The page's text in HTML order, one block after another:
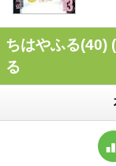
ちはやふる(40)
る